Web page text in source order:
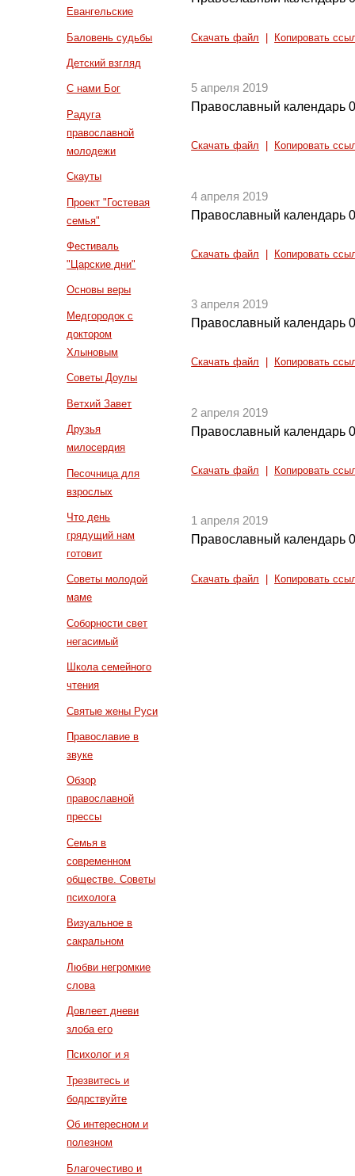
Евангельские
Баловень судьбы
Детский взгляд
С нами Бог
Радуга
православной
молодежи
Скауты
Проект "Гостевая
семья"
Фестиваль
"Царские дни"
Основы веры
Медгородок с
доктором
Хлыновым
Советы Доулы
Ветхий Завет
Друзья
милосердия
Песочница для
взрослых
Что день
грядущий нам
готовит
Советы молодой
маме
Соборности свет
негасимый
Школа семейного
чтения
Святые жены Руси
Православие в
звуке
Обзор
православной
прессы
Семья в
современном
обществе. Советы
психолога
Визуальное в
сакральном
Любви негромкие
слова
Довлеет дневи
злоба его
Психолог и я
Трезвитесь и
бодрствуйте
Об интересном и
полезном
Благочестиво и
Скачать файл Копировать
5 апреля 2019
Православный календарь
Скачать файл Копировать
4 апреля 2019
Православный календарь
Скачать файл Копировать
3 апреля 2019
Православный календарь
Скачать файл Копировать
2 апреля 2019
Православный календарь
Скачать файл Копировать
1 апреля 2019
Православный календарь
Скачать файл Копировать